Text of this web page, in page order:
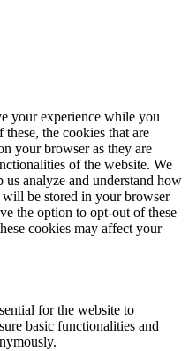
your experience while you
the cookies that are
your browser as they are
of the website. We
analyze and understand how
be stored in your browser
the option to opt-out of these
cookies may affect your
for the website to
basic functionalities and